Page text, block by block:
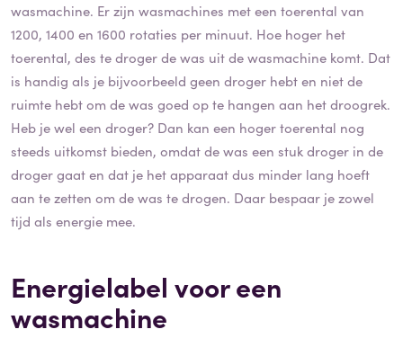
wasmachine. Er zijn wasmachines met een toerental van
1200, 1400 en 1600 rotaties per minuut. Hoe hoger het
toerental, des te droger de was uit de wasmachine komt. Dat
is handig als je bijvoorbeeld geen droger hebt en niet de
ruimte hebt om de was goed op te hangen aan het droogrek.
Heb je wel een droger? Dan kan een hoger toerental nog
steeds uitkomst bieden, omdat de was een stuk droger in de
droger gaat en dat je het apparaat dus minder lang hoeft
aan te zetten om de was te drogen. Daar bespaar je zowel
tijd als energie mee.
Energielabel voor een
wasmachine